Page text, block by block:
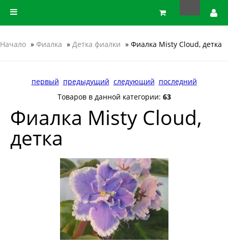
Начало » Фиалка » Детка фиалки » Фиалка Misty Cloud, детка
первый предыдущий следующий последний
Товаров в данной категории: 63
Фиалка Misty Cloud,
детка